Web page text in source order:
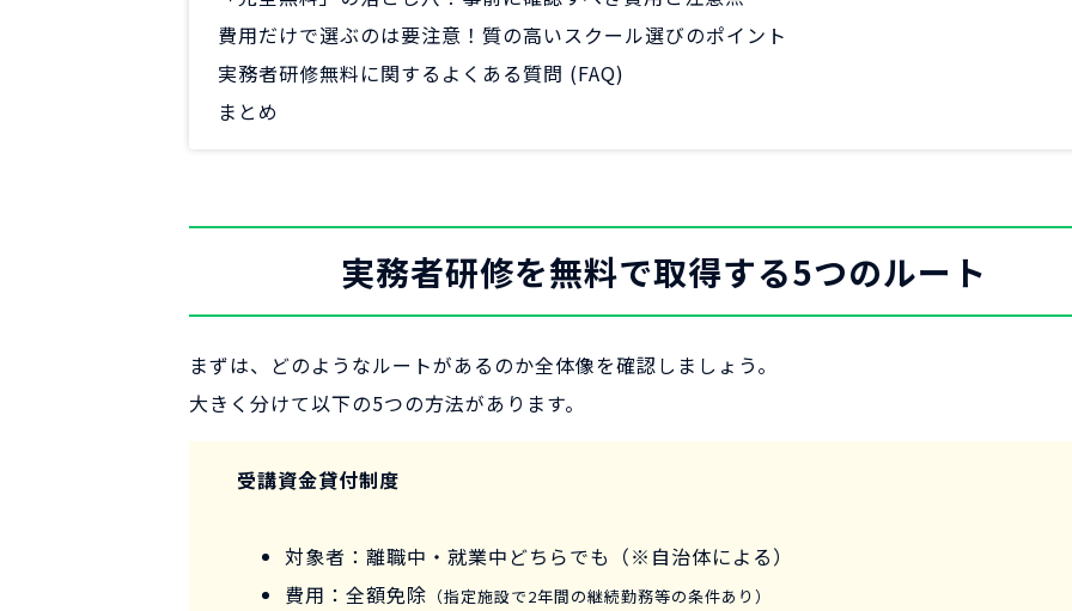
費用だけで選ぶのは要注意！質の高いスクール選びのポイント
実務者研修無料に関するよくある質問 (FAQ)
まとめ
実務者研修を無料で取得する5つのルート
まずは、どのようなルートがあるのか全体像を確認しましょう。
大きく分けて以下の5つの方法があります。
受講資金貸付制度
対象者：離職中・就業中どちらでも（※自治体による）
費用：全額免除 （指定施設で2年間の継続勤務等の条件あり）